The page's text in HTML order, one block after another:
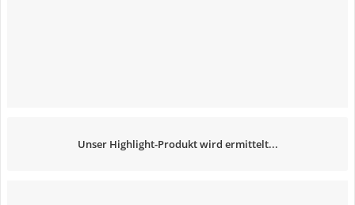
Unser Highlight-Produkt wird ermittelt...